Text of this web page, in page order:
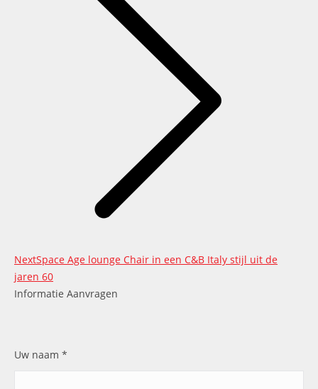
NextNext
project:
Space Age lounge Chair in een C&B Italy stijl uit de
jaren 60
Informatie Aanvragen
Uw naam *